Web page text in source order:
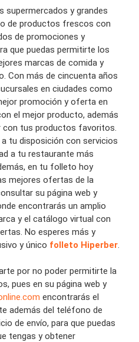
supermercados y grandes
de productos frescos con
de promociones y
que puedas permitirte los
marcas de comida y
Con más de cincuenta años
en ciudades como
promoción y oferta en
el mejor producto, además
con tus productos favoritos.
tu disposición con servicios
a tu restaurante más
en tu folleto hoy
mejores ofertas de la
su página web y
encontrarás un amplio
y el catálogo virtual con
No esperes más y
y único folleto Hiperber.
por no poder permitirte la
pues en su página web y
encontrarás el
además del teléfono de
de envío, para que puedas
tengas y obtener